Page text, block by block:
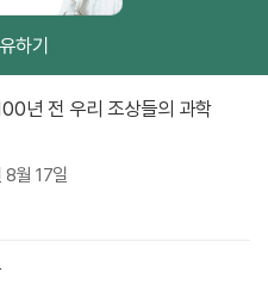
하기
년 전 우리 조상들의 과학
월 17일